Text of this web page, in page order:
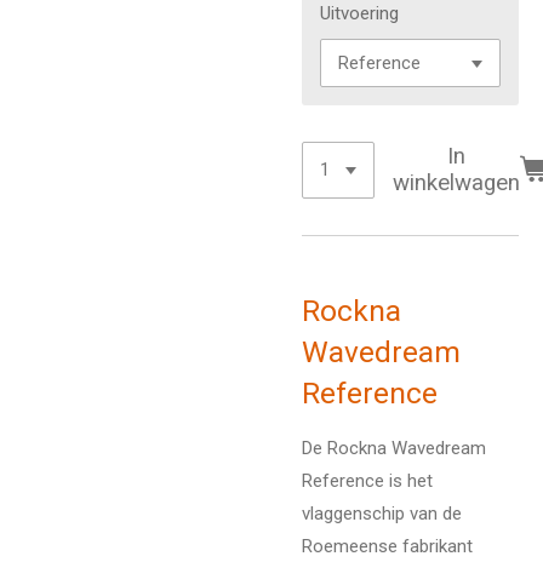
Uitvoering
In
winkelwagen
Rockna
Wavedream
Reference
De Rockna Wavedream
Reference is het
vlaggenschip van de
Roemeense fabrikant